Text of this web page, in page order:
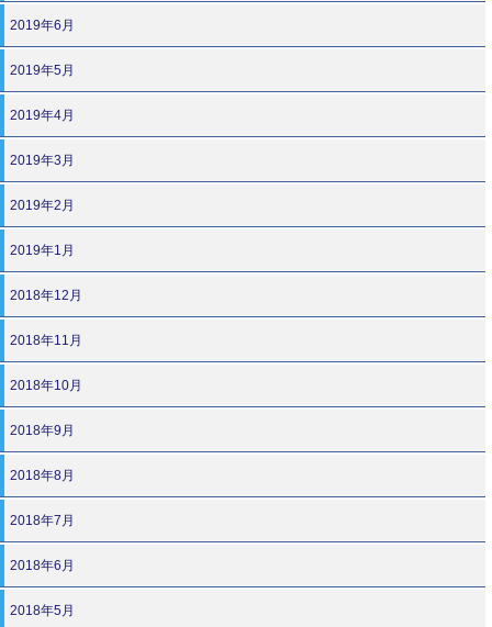
2019年6月
2019年5月
2019年4月
2019年3月
2019年2月
2019年1月
2018年12月
2018年11月
2018年10月
2018年9月
2018年8月
2018年7月
2018年6月
2018年5月